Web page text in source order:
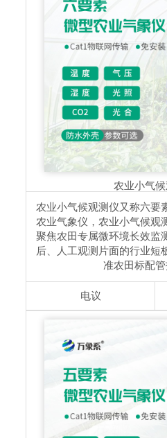
农业小气
农业小气候观测仪又称六要
农业气象仪，农业小气候观
聚焦农田专属微环境长效监
后、人工观测片面的行业短
准农田标配管
电议